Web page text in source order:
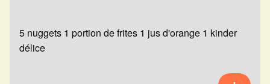
5 nuggets 1 portion de frites 1 jus d'orange 1 kinder
délice